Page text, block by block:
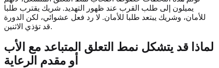
يميلون إلى طلب القرب عند ظهور التهديد. شريك يقترب طلبا
للأمان، وشريك يبتعد طلبا للأمان. لا رد فعل عشوائي، لكن الدورة
قد تؤذي الاثنين.
لماذا قد يتشكل نمط التعلق المتباعد مع الأب
أو مقدم الرعاية